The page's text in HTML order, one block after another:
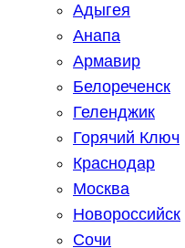
Адыгея
Анапа
Армавир
Белореченск
Геленджик
Горячий Ключ
Краснодар
Москва
Новороссийск
Сочи